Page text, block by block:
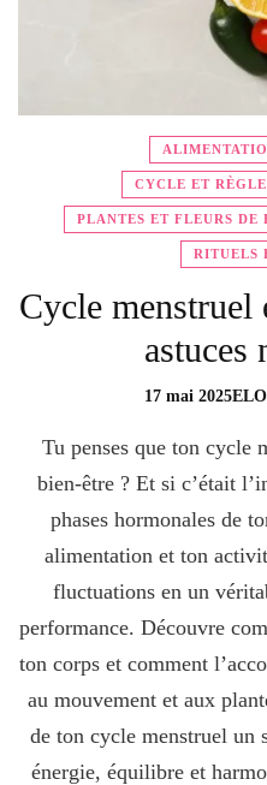
CYCLE ET
PLANTES ET FLEURS DE
RITUELS
Cycle menstruel
astuces
17 mai 2025
Tu penses que ton cycle
bien-être ? Et si c’était
phases hormonales de
alimentation et ton
fluctuations en un
performance. Découvre
ton corps et comment
au mouvement et aux
de ton cycle menstruel un
énergie, équilibre et